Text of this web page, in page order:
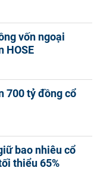
vốn ngoại
HOSE
700 tỷ đồng cổ
bao nhiêu cổ
thiểu 65%